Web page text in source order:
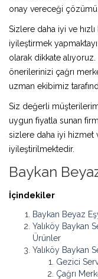
onay vereceği çözümü
Sizlere daha iyi ve
iyileştirmek
olarak dikkate
önerilerinizi çağrı
uzman ekibimiz
Siz değerli
uygun fiyatla sunan
sizlere daha iyi hizmet
iyileştirilmektedir.
Baykan
İçindekiler
Baykan Beyaz
Yalıköy Baykan
Ürünler
Yalıköy Baykan
Gezici
Çağrı